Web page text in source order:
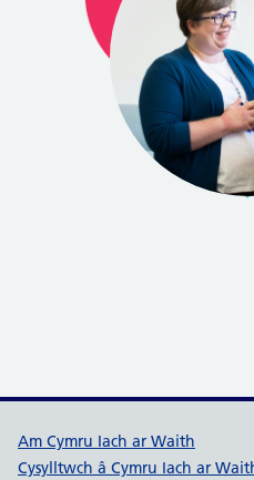
Dolenni
Am Cymru Iach ar Waith
Cysylltwch â Cymru Iach ar